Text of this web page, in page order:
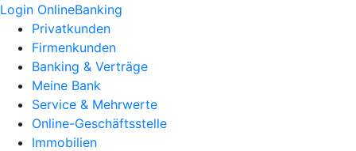
Login OnlineBanking
Privatkunden
Firmenkunden
Banking & Verträge
Meine Bank
Service & Mehrwerte
Online-Geschäftsstelle
Immobilien